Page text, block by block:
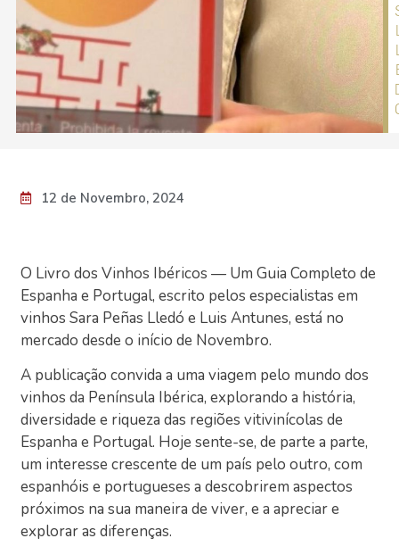
12 de Novembro, 2024
O Livro dos Vinhos Ibéricos — Um Guia Completo de
Espanha e Portugal, escrito pelos especialistas em
vinhos Sara Peñas Lledó e Luis Antunes, está no
mercado desde o início de Novembro.
A publicação convida a uma viagem pelo mundo dos
vinhos da Península Ibérica, explorando a história,
diversidade e riqueza das regiões vitivinícolas de
Espanha e Portugal. Hoje sente-se, de parte a parte,
um interesse crescente de um país pelo outro, com
espanhóis e portugueses a descobrirem aspectos
próximos na sua maneira de viver, e a apreciar e
explorar as diferenças.